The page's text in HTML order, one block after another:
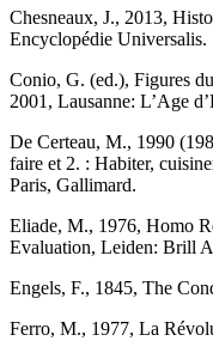
Chesneaux, J., 2013,
Encyclopédie Universalis.
Conio, G. (ed.), Figures
2001, Lausanne: L’Age
De Certeau, M., 1990
faire et 2. : Habiter,
Paris, Gallimard.
Eliade, M., 1976, Homo
Evaluation, Leiden: Brill
Engels, F., 1845, The
Ferro, M., 1977, La